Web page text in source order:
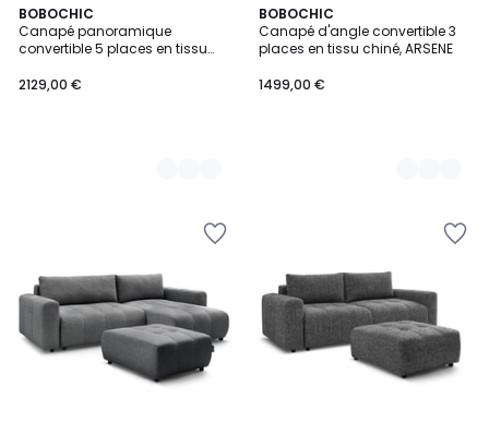
BOBOCHIC
Canapé panoramique
convertible 5 places en tissu
2129,00 €
2
Couleurs
BOBOCHIC
Canapé d'angle convertible 3
places en tissu chiné, ARSENE
1499,00 €
2
Couleurs